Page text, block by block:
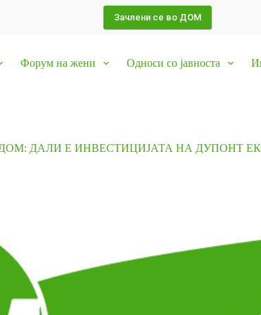
Зачлени се во ДОМ
Форум на жени Односи со јавноста
ДАЛИ Е ИНВЕСТИЦИЈАТА НА ДУПОНТ